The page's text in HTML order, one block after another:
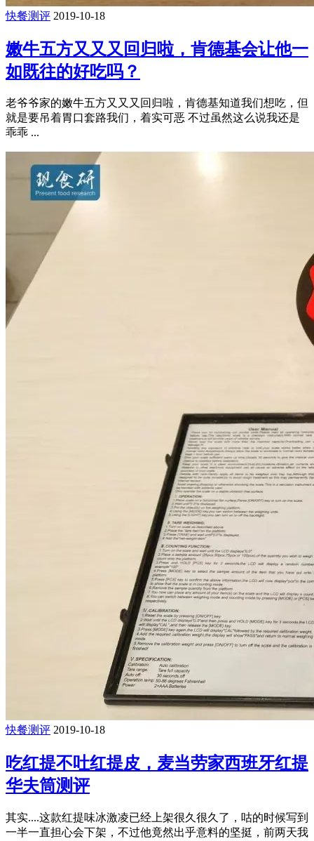
快餐测评 2019-10-18
嫩牛五方又又又回归啦，肯德基会让他一
如既往的好吃吗？
老爷爷家的嫩牛五方又又又回归啦，肯德基知道我们想吃，但
就是要吊着胃口套路我们，着实可恶 不过虽然这么说我还是
乖乖 ...
快餐测评 2019-10-18
吃红提不吐红提皮，麦当劳家西班牙红提
华夫筒测评
其实....这款红提味冰激凌已经上架很久很久了，咕的时候写到
一半一直担心会下架，不过他竟然出乎意料的坚挺，前两天我